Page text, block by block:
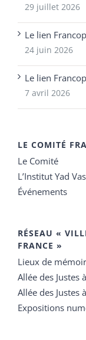
29 juillet 2026
Le lien
24 juin 2026
Le lien
7 avril 2026
LE COMITÉ
Le Comité
L’Institut Yad
Événements
RÉSEAU «
FRANCE »
Lieux de
Allée des Justes
Allée des Justes
Expositions